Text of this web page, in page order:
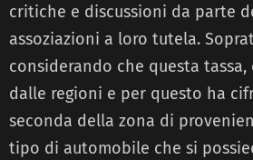
critiche e discussioni da parte
assoziazioni a loro tutela.
considerando che questa
dalle regioni e per questo ha
seconda della zona di
tipo di automobile che si